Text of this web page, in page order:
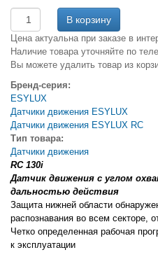
Цена актуальна при заказе в
Наличие товара уточняйте по
Вы можете удалить товар из
Бренд-серия:
ESYLUX
Датчики движения ESYLUX
Датчики движения ESYLUX RC
Тип товара:
Датчики движения
RC 130i
Датчик движения с углом
дальностью действия
Защита нижней области
распознавания во всем секторе,
Четко определенная рабочая
к эксплуатации